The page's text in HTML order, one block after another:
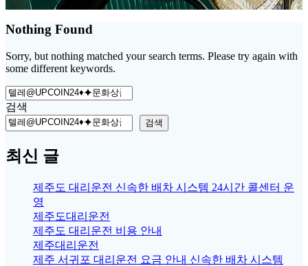
Nothing Found
Sorry, but nothing matched your search terms. Please try again with
some different keywords.
Search
for:
검색
검색
최신 글
제주도 대리운전 신속한 배차 시스템 24시간 콜센터 운
영
제주도대리운전
제주도 대리운전 비용 안내
제주대리운전
제주 서귀포 대리운전 요금 안내 신속한 배차 시스템